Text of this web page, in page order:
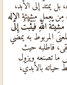
يمتدّ إلى الأبد،
من يعمل مشيئة الإله
اللهِ فَيَثْبُتُ إِلَى
والمعنى المربوط به يمضي
فاطلبه حيث
ما تصنعه ويزول
حياته بالأبديّ،